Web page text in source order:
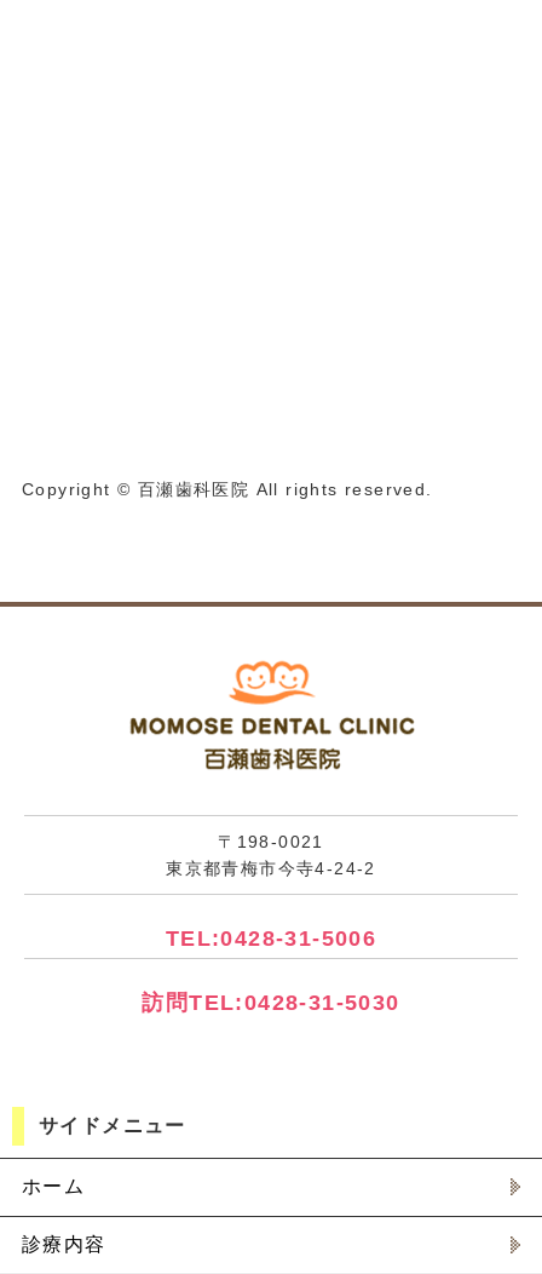
Copyright © 百瀬歯科医院 All rights reserved.
〒198-0021
東京都青梅市今寺4-24-2
TEL:0428-31-5006
訪問TEL:0428-31-5030
サイドメニュー
ホーム
診療内容